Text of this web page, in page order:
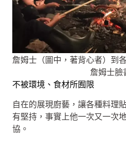
詹姆士（圖中，著背心者）到
詹姆士臉
不被環境、食材所囿限
自在的展現廚藝，讓各種料理
有堅持，事實上他一次又一次
協。